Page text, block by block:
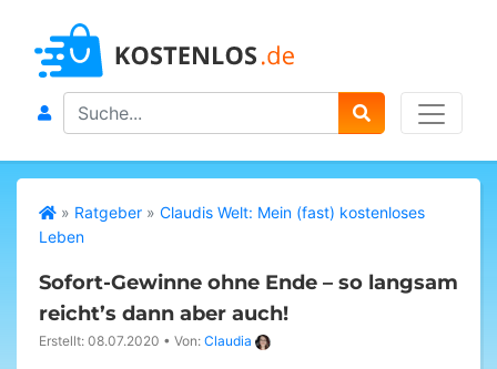
Search
» Ratgeber » Claudis Welt: Mein (fast) kostenloses
Leben
Sofort-Gewinne ohne Ende – so langsam
reicht’s dann aber auch!
Erstellt: 08.07.2020 • Von: Claudia